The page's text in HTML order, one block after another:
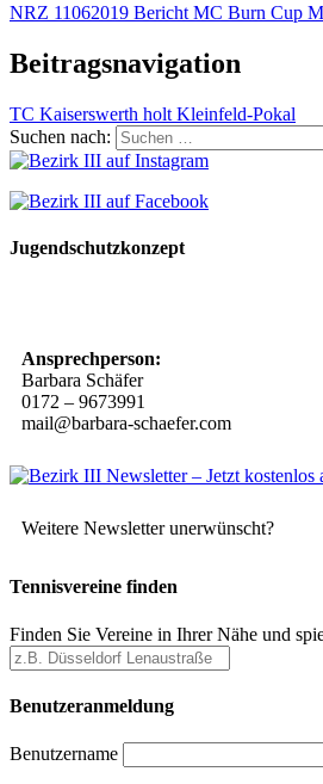
NRZ 11062019 Bericht MC Burn Cup
Beitragsnavigation
TC Kaiserswerth holt Kleinfeld-Pokal
Suchen nach:
Jugendschutzkonzept
Ansprechperson:
Barbara Schäfer
0172 – 9673991
mail@barbara-schaefer.com
Weitere Newsletter unerwünscht?
Tennisvereine finden
Finden Sie Vereine in Ihrer Nähe und
Benutzeranmeldung
Benutzername